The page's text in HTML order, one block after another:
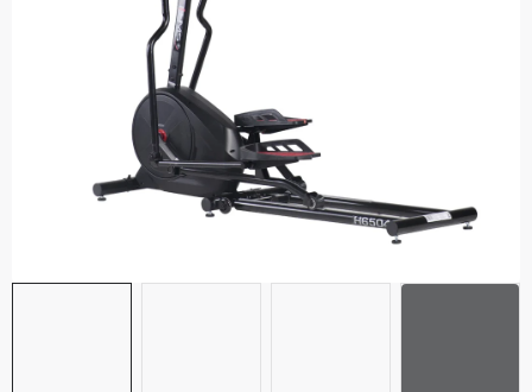
12 důvodů proč Gigamat Možnosti dopravy